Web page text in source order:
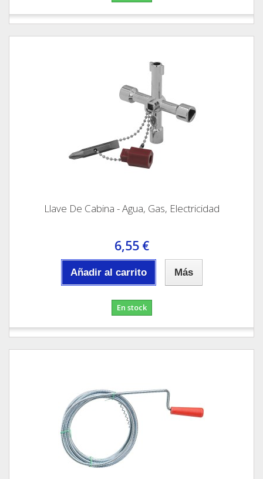
Llave De Cabina - Agua, Gas, Electricidad
6,55 €
Añadir al carrito Más
En stock